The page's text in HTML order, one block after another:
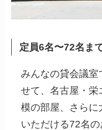
定員6名〜72名ま
みんなの貸会議室
せて、名古屋・栄
模の部屋、さらに
いただける72名